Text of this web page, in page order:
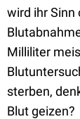
wird ihr Sinn
Milliliter
sterben,
Blut geizen?